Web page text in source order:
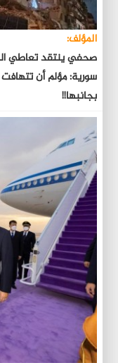
المؤلف:
صحفي ينتقد تعاطي
سورية: مؤلم أن
بجانبها!!